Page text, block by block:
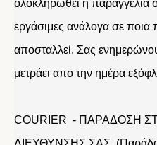
ολοκληρωθεί η παραγγελία
εργάσιμες ανάλογα σε ποια
αποσταλλεί. Σας
μετράει απο την ημέρα
COURIER - ΠΑΡΑΔΟΣΗ